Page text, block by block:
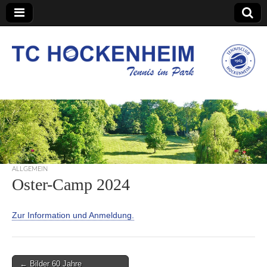
TC Hockenheim
ALLGEMEIN
Oster-Camp 2024
Zur Information und Anmeldung.
Post← Bilder 60 Jahre